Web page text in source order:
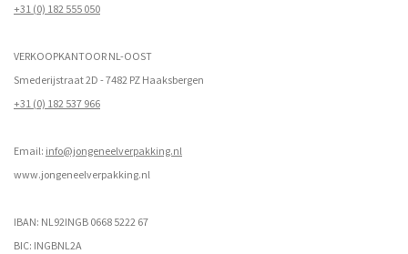
+31 (0) 182 555 050
VERKOOPKANTOOR NL-OOST
Smederijstraat 2D - 7482 PZ Haaksbergen
+31 (0) 182 537 966
Email: info@jongeneelverpakking.nl
www.jongeneelverpakking.nl
IBAN: NL92INGB 0668 5222 67
BIC: INGBNL2A